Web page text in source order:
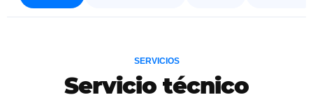
SERVICIOS
Servicio técnico